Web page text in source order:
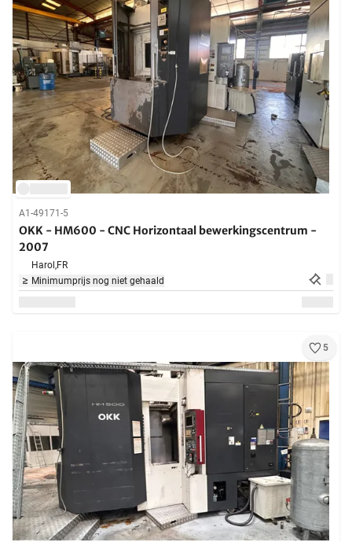
A1-49171-5
OKK - HM600 - CNC Horizontaal bewerkingscentrum -
2007
Harol,FR
Minimumprijs nog niet gehaald
5